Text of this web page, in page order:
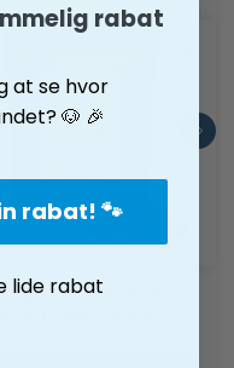
DUCK
rabat
at se hvor
🐶 🎉
rabat! 🐾
lide rabat